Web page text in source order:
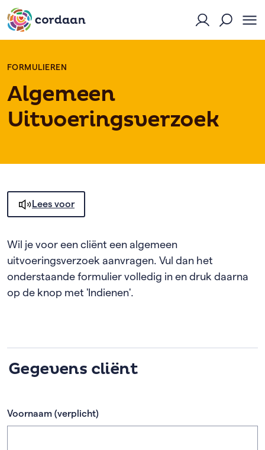
Naar Mijn
Open
FORMULIEREN
Algemeen
Uitvoeringsverzoek
Lees voor
Wil je voor een cliënt een algemeen
uitvoeringsverzoek aanvragen. Vul dan het
onderstaande formulier volledig in en druk daarna
op de knop met 'Indienen'.
Gegevens cliënt
Voornaam (verplicht)